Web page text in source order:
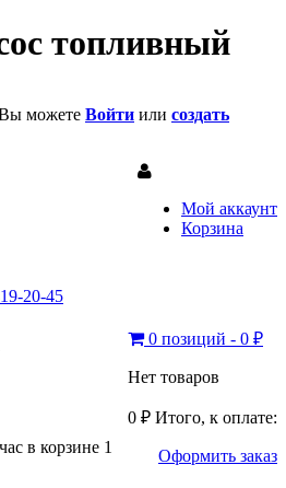
топливный
можете Войти или создать
Мой аккаунт
Корзина
20-45
0 позиций - 0 ₽
Нет товаров
0 ₽ Итого, к оплате:
Оформить заказ
в корзине 1